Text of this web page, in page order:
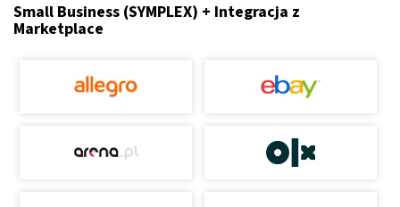
Small Business (SYMPLEX) + Integracja z
Marketplace